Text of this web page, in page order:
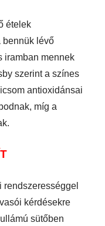
ételek
bennük lévő
iramban mennek
szerint a színes
antioxidánsai
míg a
rendszerességgel
kérdésekre
sütőben